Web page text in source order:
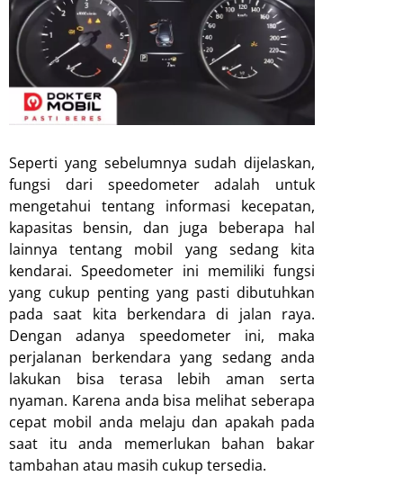
Seperti yang sebelumnya sudah dijelaskan,
fungsi dari speedometer adalah untuk
mengetahui tentang informasi kecepatan,
kapasitas bensin, dan juga beberapa hal
lainnya tentang mobil yang sedang kita
kendarai. Speedometer ini memiliki fungsi
yang cukup penting yang pasti dibutuhkan
pada saat kita berkendara di jalan raya.
Dengan adanya speedometer ini, maka
perjalanan berkendara yang sedang anda
lakukan bisa terasa lebih aman serta
nyaman. Karena anda bisa melihat seberapa
cepat mobil anda melaju dan apakah pada
saat itu anda memerlukan bahan bakar
tambahan atau masih cukup tersedia.